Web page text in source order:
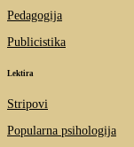
Pedagogija
Publicistika
Lektira
Stripovi
Popularna psihologija